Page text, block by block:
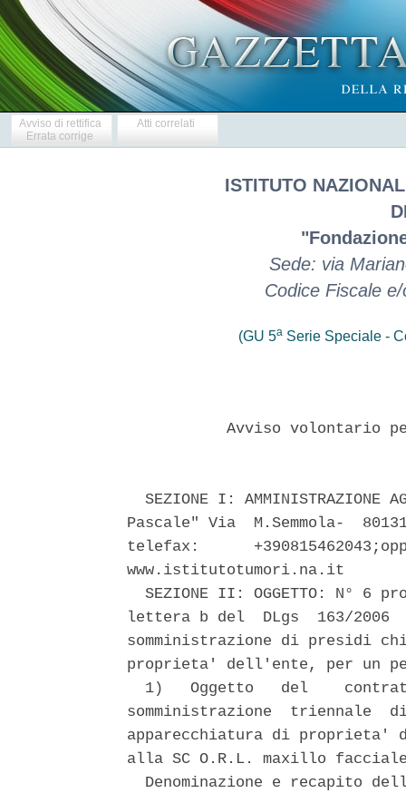
Avviso di rettifica
Errata corrige
Atti correlati
ISTITUTO
Sede: via
Codice Fiscale
(GU 5a Serie Speciale -
Avviso volontario
SEZIONE I: AMMINISTRAZIONE
Pascale" Via  M.Semmola-
telefax:
www.istitutotumori.na.it
SEZIONE II: OGGETTO: N° 6
lettera b del  DLgs  163/
somministrazione di presidi
proprieta' dell'ente, per un
1)   Oggetto   del
somministrazione
apparecchiatura di proprieta'
alla SC O.R.L. maxillo
Denominazione e recapito